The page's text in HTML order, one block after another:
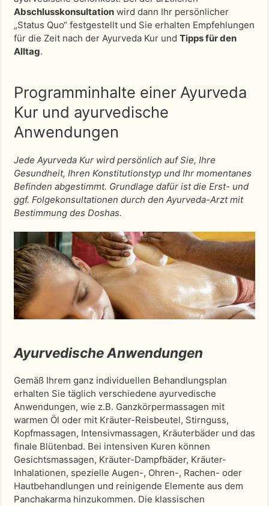
Abschlusskonsultation wird dann Ihr persönlicher
„Status Quo“ festgestellt und Sie erhalten Empfehlungen
für die Zeit nach der Ayurveda Kur und Tipps für den
Alltag.
Programminhalte einer Ayurveda
Kur und ayurvedische
Anwendungen
Jede Ayurveda Kur wird persönlich auf Sie, Ihre
Gesundheit, Ihren Konstitutionstyp und Ihr momentanes
Befinden abgestimmt. Grundlage dafür ist die Erst- und
ggf. Folgekonsultationen durch den Ayurveda-Arzt mit
Bestimmung des Doshas.
Ayurvedische Anwendungen
Gemäß Ihrem ganz individuellen Behandlungsplan
erhalten Sie täglich verschiedene ayurvedische
Anwendungen, wie z.B. Ganzkörpermassagen mit
warmen Öl oder mit Kräuter-Reisbeutel, Stirnguss,
Kopfmassagen, Intensivmassagen, Kräuterbäder und das
finale Blütenbad. Bei intensiven Kuren können
Gesichtsmassagen, Kräuter-Dampfbäder, Kräuter-
Inhalationen, spezielle Augen-, Ohren-, Rachen- oder
Hautbehandlungen und reinigende Elemente aus dem
Panchakarma hinzukommen. Die klassischen